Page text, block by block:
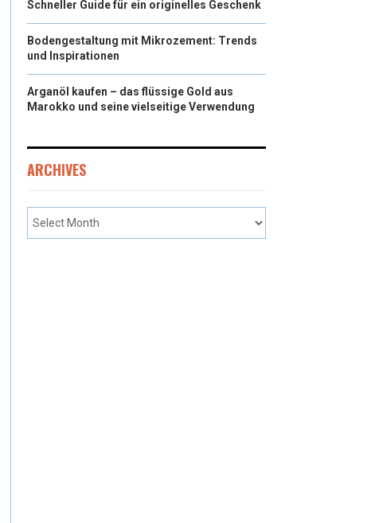
Schneller Guide für ein originelles Geschenk
Bodengestaltung mit Mikrozement: Trends
und Inspirationen
Arganöl kaufen – das flüssige Gold aus
Marokko und seine vielseitige Verwendung
ARCHIVES